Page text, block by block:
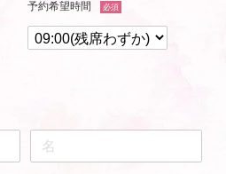
予約希望時間 必須